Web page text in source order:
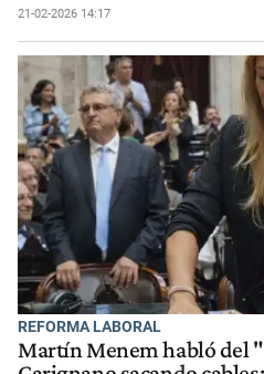
21-02-2026 14:17
REFORMA LABORAL
Martín Menem habló del